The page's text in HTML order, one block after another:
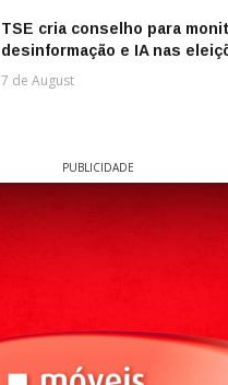
TSE cria conselho para
desinformação e IA nas
7 de August
PUBLICIDADE